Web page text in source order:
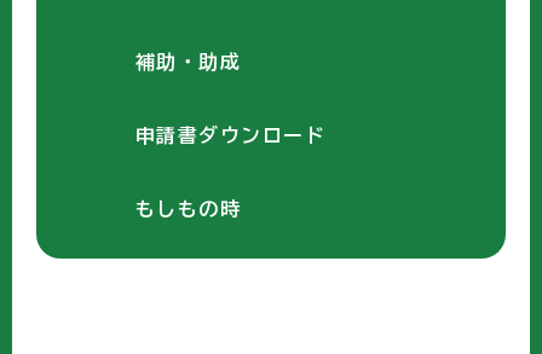
補助・助成
申請書ダウンロード
もしもの時